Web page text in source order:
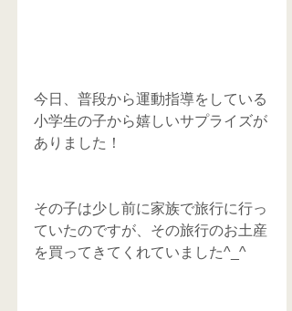
今日、普段から運動指導をしている
小学生の子から嬉しいサプライズが
ありました！
その子は少し前に家族で旅行に行っ
ていたのですが、その旅行のお土産
を買ってきてくれていました^_^